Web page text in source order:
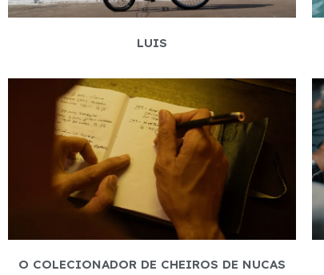
LUIS
O COLECIONADOR DE CHEIROS DE NUCAS